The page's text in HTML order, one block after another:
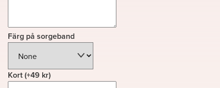
Färg på sorgeband
Kort(+49 kr)